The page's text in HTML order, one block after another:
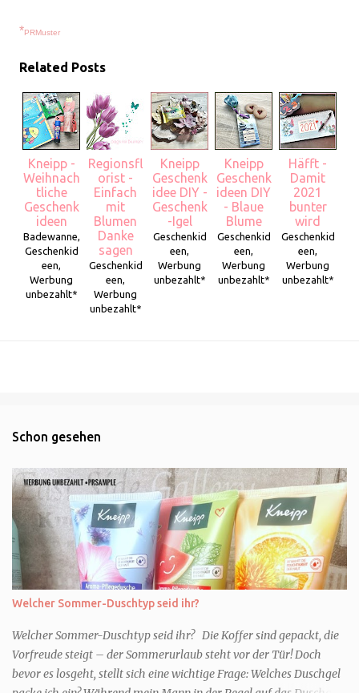
*PRMuster
Related Posts
Kneipp -
Weihnach
tliche
Geschenk
ideen
Badewanne,
Geschenkid
een,
Werbung
unbezahlt*
Regionsfl
orist -
Einfach
mit
Blumen
Danke
sagen
Geschenkid
een,
Werbung
unbezahlt*
Kneipp
Geschenk
idee DIY -
Geschenk
-Igel
Geschenkid
een,
Werbung
unbezahlt*
Kneipp
Geschenk
ideen DIY
- Blaue
Blume
Geschenkid
een,
Werbung
unbezahlt*
Häfft -
Damit
2021
bunter
wird
Geschenkid
een,
Werbung
unbezahlt*
Schon gesehen
Welcher Sommer-Duschtyp seid ihr?
Welcher Sommer-Duschtyp seid ihr? Die Koffer sind gepackt, die
Vorfreude steigt – der Sommerurlaub steht vor der Tür! Doch
bevor es losgeht, stellt sich eine wichtige Frage: Welches Duschgel